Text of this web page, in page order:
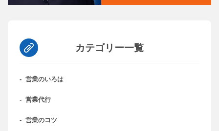
カテゴリー一覧
- 営業のいろは
- 営業代行
- 営業のコツ